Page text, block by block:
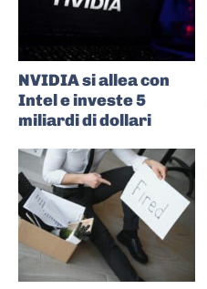
NVIDIA si allea con
Intel e investe 5
miliardi di dollari